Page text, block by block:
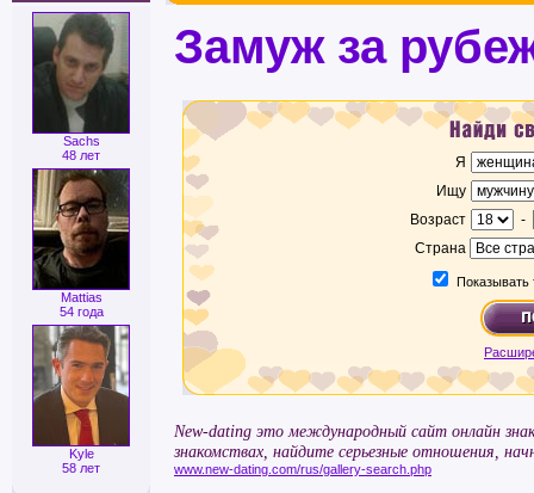
Sachs
48 лет
Mattias
54 года
Kyle
58 лет
Замуж за
Я
Ищу
Возраст
-
Страна
Показывать
New-dating это международный сайт онлайн
знакомствах, найдите серьезные отношения,
www.new-dating.com/rus/gallery-search.php